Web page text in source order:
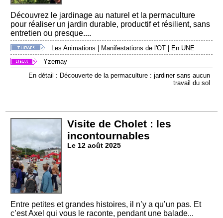
Découvrez le jardinage au naturel et la permaculture
pour réaliser un jardin durable, productif et résilient, sans
entretien ou presque....
Les Animations | Manifestations de l'OT | En UNE
Yzernay
En détail : Découverte de la permaculture : jardiner sans aucun
travail du sol
Visite de Cholet : les
incontournables
Le 12 août 2025
Entre petites et grandes histoires, il n’y a qu’un pas. Et
c’est Axel qui vous le raconte, pendant une balade...